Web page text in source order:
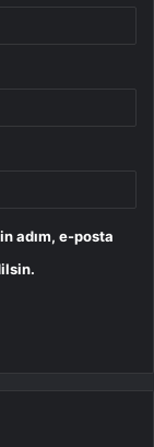
adım, e-posta